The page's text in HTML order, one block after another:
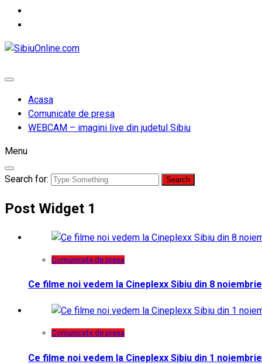
Acasa
Comunicate de presa
WEBCAM – imagini live din judetul Sibiu
Menu
Search for:
Post Widget 1
Comunicate de presa
Ce filme noi vedem la Cineplexx Sibiu din 8 noiembrie
Comunicate de presa
Ce filme noi vedem la Cineplexx Sibiu din 1 noiembrie